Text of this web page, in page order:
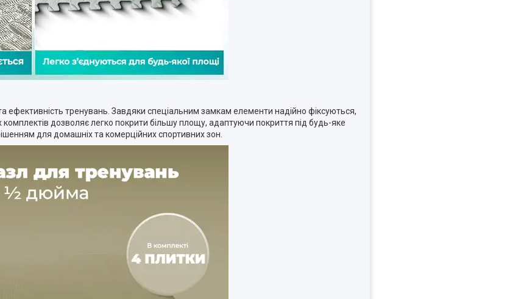
ефективність тренувань. Завдяки спеціальним замкам елементи надійно фіксуються,
дозволяє легко покрити більшу площу, адаптуючи покриття під будь-яке
для домашніх та комерційних спортивних зон.